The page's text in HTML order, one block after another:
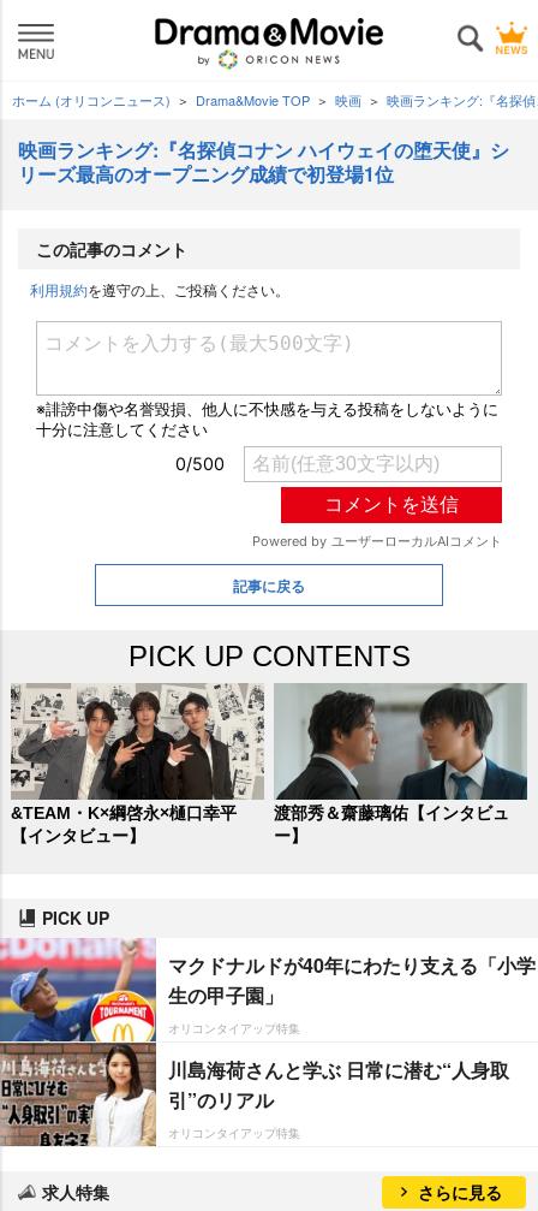
ホーム (オリコンニュース) Drama&Movie TOP 映画 映画ランキング:『名探
映画ランキング:『名探偵コナン ハイウェイの堕天使』シ
リーズ最高のオープニング成績で初登場1位
この記事のコメント
利用規約を遵守の上、ご投稿ください。
記事に戻る
PICK UP CONTENTS
&TEAM・K×綱啓永×樋口幸平
【インタビュー】
渡部秀＆齋藤璃佑【インタビュ
ー】
PICK UP
マクドナルドが40年にわたり支える「小学
生の甲子園」
オリコンタイアップ特集
川島海荷さんと学ぶ 日常に潜む“人身取
引”のリアル
オリコンタイアップ特集
求人特集 さらに見る